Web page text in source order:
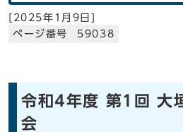
[ 2025年1月9日]
ページ番号 59038
令和4年度 第1回 大
会